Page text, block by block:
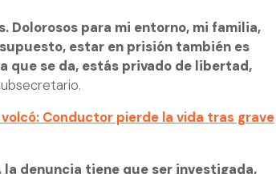
Dolorosos para mi entorno, mi familia,
estar en prisión también es
que se da, estás privado de libertad,
Conductor pierde la vida tras grave
denuncia tiene que ser investigada,